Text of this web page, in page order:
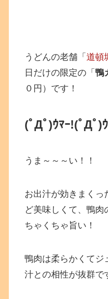
うどんの老舗「道頓
日だけの限定の「鴨
０円）です！
(ﾟДﾟ)ｳﾏｰ!(ﾟДﾟ)
うま～～～い！！
お出汁が効きまくっ
ど美味しくて、鴨
ちゃくちゃ旨い！
鴨肉は柔らかくてジ
汁との相性が抜群で